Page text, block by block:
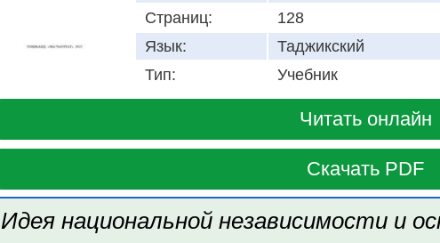
Страниц:
128
Язык:
Таджикский
Тип:
Учебник
Читать онлайн
Скачать PDF
Идея национальной независимости и